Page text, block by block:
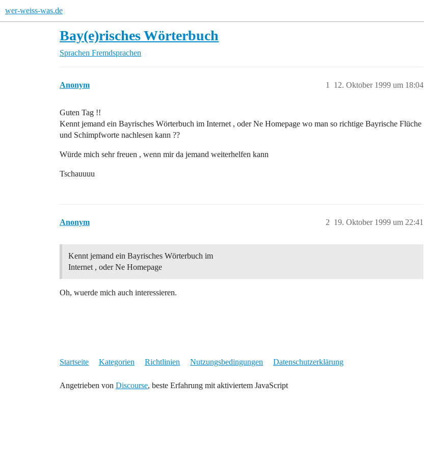
wer-weiss-was.de
Bay(e)risches Wörterbuch
Sprachen Fremdsprachen
Anonym 12. Oktober 1999 um 18:04
1
Guten Tag !!
Kennt jemand ein Bayrisches Wörterbuch im Internet , oder Ne Homepage wo man so richtige Bayrische Flüche
und Schimpfworte nachlesen kann ??
Würde mich sehr freuen , wenn mir da jemand weiterhelfen kann
Tschauuuu
Anonym 19. Oktober 1999 um 22:41
2
Kennt jemand ein Bayrisches Wörterbuch im
Internet , oder Ne Homepage
Oh, wuerde mich auch interessieren.
Startseite Kategorien Richtlinien Nutzungsbedingungen Datenschutzerklärung
Angetrieben von Discourse, beste Erfahrung mit aktiviertem JavaScript